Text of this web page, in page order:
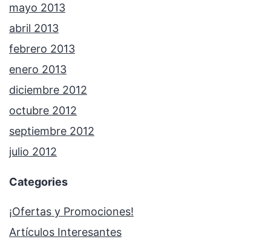
mayo 2013
abril 2013
febrero 2013
enero 2013
diciembre 2012
octubre 2012
septiembre 2012
julio 2012
Categories
¡Ofertas y Promociones!
Artículos Interesantes